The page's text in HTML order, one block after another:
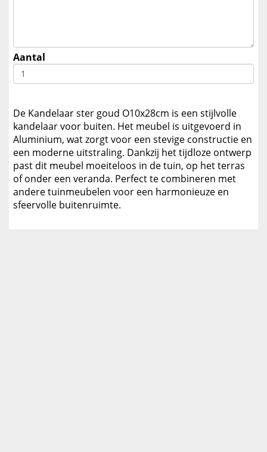
Aantal
De Kandelaar ster goud O10x28cm is een stijlvolle
kandelaar voor buiten. Het meubel is uitgevoerd in
Aluminium, wat zorgt voor een stevige constructie en
een moderne uitstraling. Dankzij het tijdloze ontwerp
past dit meubel moeiteloos in de tuin, op het terras
of onder een veranda. Perfect te combineren met
andere tuinmeubelen voor een harmonieuze en
sfeervolle buitenruimte.